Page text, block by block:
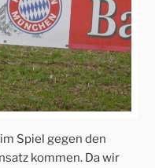
Spiel gegen den
kommen. Da wir